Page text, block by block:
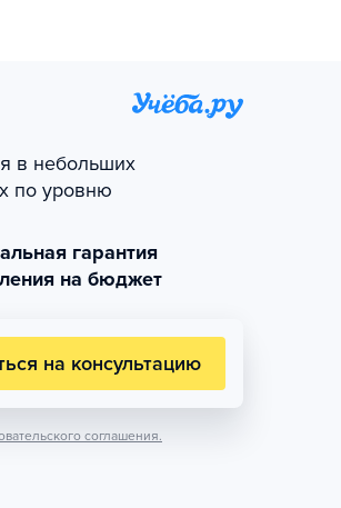
в небольших
по уровню
гарантия
на бюджет
на консультацию
соглашения.